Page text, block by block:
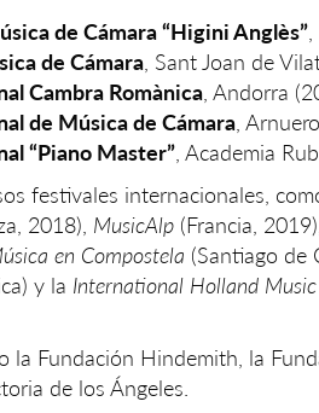
de Cámara “Higini Anglès”
de Cámara , Sant Joan de
Cambra Romànica , Andorra
de Música de Cámara ,
“Piano Master” , Academia
festivales internacionales,
2018), MusicAlp (Francia,
en Compostela (Santiago de
y la International Holland Music
Fundación Hindemith, la
de los Ángeles.